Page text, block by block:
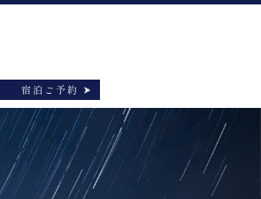
宿泊ご予約